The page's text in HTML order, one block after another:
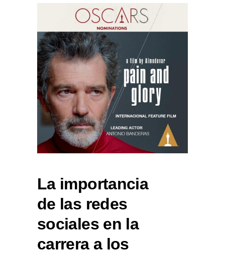
La importancia
de las redes
sociales en la
carrera a los